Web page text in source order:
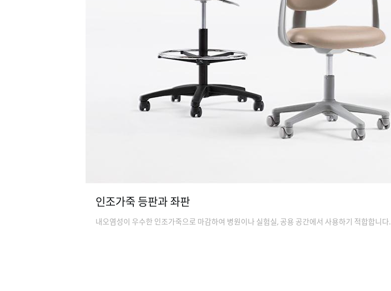
인조가죽 등판과 좌판
내오염성이 우수한 인조가죽으로 마감하여 병원이나 실험실, 공용 공간에서 사용하기 적합합니다.